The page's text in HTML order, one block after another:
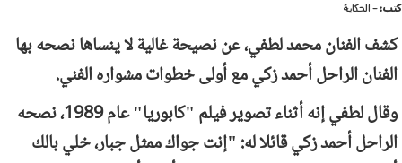
كتب:- الحكاية
كشف الفنان محمد لطفي، عن نصيحة غالية لا ينساها نصحه بها
الفنان الراحل أحمد زكي مع أولى خطوات مشواره الفني.
وقال لطفي إنه أثناء تصوير فيلم "كابوريا" عام 1989، نصحه
الراحل أحمد زكي قائلا له: "إنت جواك ممثل جبار، خلي بالك